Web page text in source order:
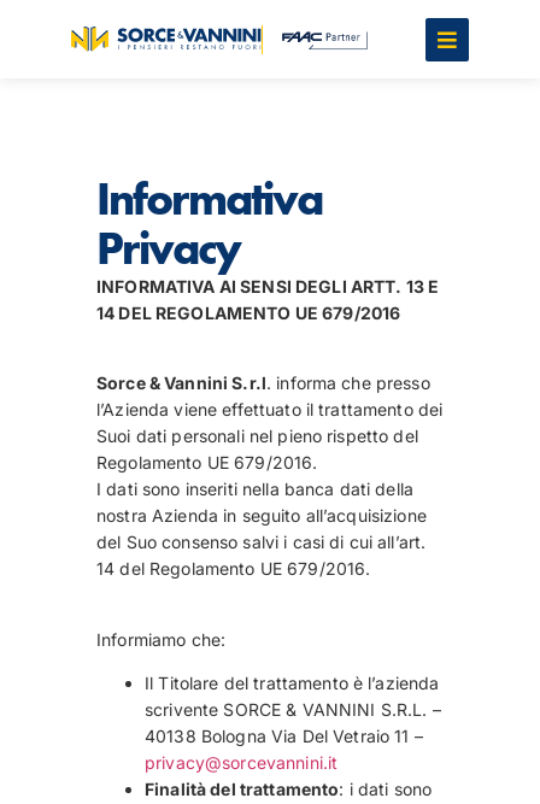
Informativa
Privacy
INFORMATIVA AI SENSI DEGLI ARTT. 13 E
14 DEL REGOLAMENTO UE 679/2016
Sorce & Vannini S.r.l. informa che presso
l’Azienda viene effettuato il trattamento dei
Suoi dati personali nel pieno rispetto del
Regolamento UE 679/2016.
I dati sono inseriti nella banca dati della
nostra Azienda in seguito all’acquisizione
del Suo consenso salvi i casi di cui all’art.
14 del Regolamento UE 679/2016.
Informiamo che:
Il Titolare del trattamento è l’azienda
scrivente SORCE & VANNINI S.R.L. –
40138 Bologna Via Del Vetraio 11 –
privacy@sorcevannini.it
Finalità del trattamento: i dati sono